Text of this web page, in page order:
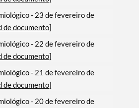
- 23 de fevereiro de
de documento]
- 22 de fevereiro de
de documento]
- 21 de fevereiro de
de documento]
- 20 de fevereiro de